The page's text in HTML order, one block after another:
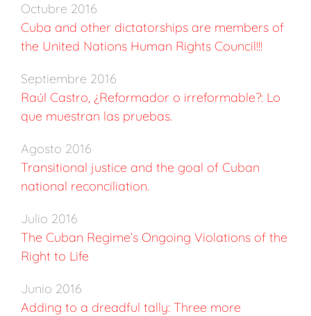
Octubre 2016
Cuba and other dictatorships are members of
the United Nations Human Rights Council!!!
Septiembre 2016
Raúl Castro, ¿Reformador o irreformable?: Lo
que muestran las pruebas.
Agosto 2016
Transitional justice and the goal of Cuban
national reconciliation.
Julio 2016
The Cuban Regime’s Ongoing Violations of the
Right to Life
Junio 2016
Adding to a dreadful tally: Three more